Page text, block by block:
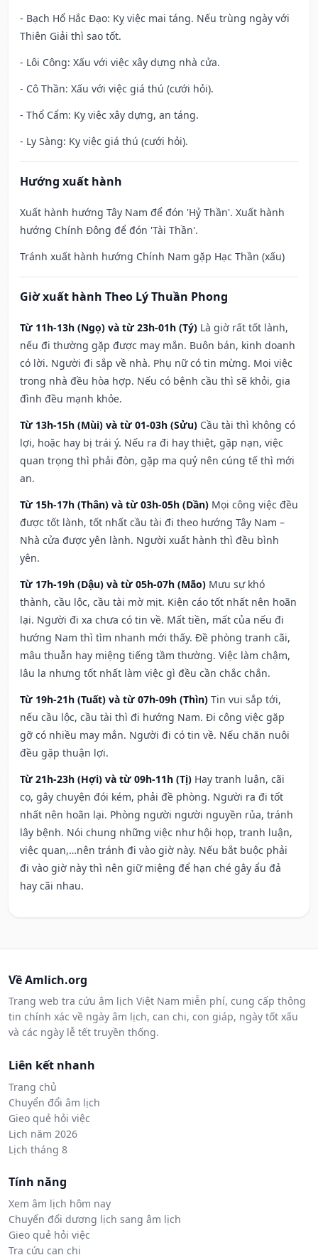
- Bạch Hổ Hắc Đạo: Kỵ việc mai táng. Nếu trùng ngày với
Thiên Giải thì sao tốt.
- Lôi Công: Xấu với việc xây dựng nhà cửa.
- Cô Thần: Xấu với việc giá thú (cưới hỏi).
- Thổ Cẩm: Kỵ việc xây dựng, an táng.
- Ly Sàng: Kỵ việc giá thú (cưới hỏi).
Hướng xuất hành
Xuất hành hướng Tây Nam để đón 'Hỷ Thần'. Xuất hành
hướng Chính Đông để đón 'Tài Thần'.
Tránh xuất hành hướng Chính Nam gặp Hạc Thần (xấu)
Giờ xuất hành Theo Lý Thuần Phong
Từ 11h-13h (Ngọ) và từ 23h-01h (Tý) Là giờ rất tốt lành,
nếu đi thường gặp được may mắn. Buôn bán, kinh doanh
có lời. Người đi sắp về nhà. Phụ nữ có tin mừng. Mọi việc
trong nhà đều hòa hợp. Nếu có bệnh cầu thì sẽ khỏi, gia
đình đều mạnh khỏe.
Từ 13h-15h (Mùi) và từ 01-03h (Sửu) Cầu tài thì không có
lợi, hoặc hay bị trái ý. Nếu ra đi hay thiệt, gặp nạn, việc
quan trọng thì phải đòn, gặp ma quỷ nên cúng tế thì mới
an.
Từ 15h-17h (Thân) và từ 03h-05h (Dần) Mọi công việc đều
được tốt lành, tốt nhất cầu tài đi theo hướng Tây Nam –
Nhà cửa được yên lành. Người xuất hành thì đều bình
yên.
Từ 17h-19h (Dậu) và từ 05h-07h (Mão) Mưu sự khó
thành, cầu lộc, cầu tài mờ mịt. Kiện cáo tốt nhất nên hoãn
lại. Người đi xa chưa có tin về. Mất tiền, mất của nếu đi
hướng Nam thì tìm nhanh mới thấy. Đề phòng tranh cãi,
mâu thuẫn hay miệng tiếng tầm thường. Việc làm chậm,
lâu la nhưng tốt nhất làm việc gì đều cần chắc chắn.
Từ 19h-21h (Tuất) và từ 07h-09h (Thìn) Tin vui sắp tới,
nếu cầu lộc, cầu tài thì đi hướng Nam. Đi công việc gặp
gỡ có nhiều may mắn. Người đi có tin về. Nếu chăn nuôi
đều gặp thuận lợi.
Từ 21h-23h (Hợi) và từ 09h-11h (Tị) Hay tranh luận, cãi
cọ, gây chuyện đói kém, phải đề phòng. Người ra đi tốt
nhất nên hoãn lại. Phòng người người nguyền rủa, tránh
lây bệnh. Nói chung những việc như hội họp, tranh luận,
việc quan,…nên tránh đi vào giờ này. Nếu bắt buộc phải
đi vào giờ này thì nên giữ miệng để hạn ché gây ẩu đả
hay cãi nhau.
Về Amlich.org
Trang web tra cứu âm lịch Việt Nam miễn phí, cung cấp thông
tin chính xác về ngày âm lịch, can chi, con giáp, ngày tốt xấu
và các ngày lễ tết truyền thống.
Liên kết nhanh
Trang chủ
Chuyển đổi âm lịch
Gieo quẻ hỏi việc
Lịch năm 2026
Lịch tháng 8
Tính năng
Xem âm lịch hôm nay
Chuyển đổi dương lịch sang âm lịch
Gieo quẻ hỏi việc
Tra cứu can chi